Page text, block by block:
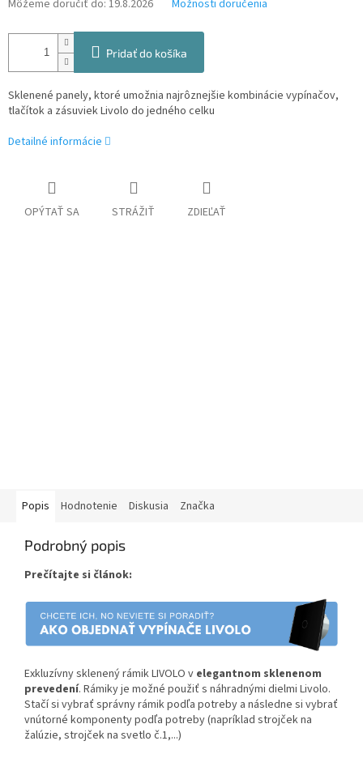
Môžeme doručiť do: 19.8.2026 Možnosti doručenia
Pridať do košíka
Sklenené panely, ktoré umožnia najrôznejšie kombinácie vypínačov,
tlačítok a zásuviek Livolo do jedného celku
Detailné informácie
OPÝTAŤ SA STRÁŽIŤ ZDIEĽAŤ
Popis Hodnotenie Diskusia Značka
Podrobný popis
Prečítajte si článok:
Exkluzívny sklenený rámik LIVOLO v elegantnom sklenenom
prevedení. Rámiky je možné použiť s náhradnými dielmi Livolo.
Stačí si vybrať správny rámik podľa potreby a následne si vybrať
vnútorné komponenty podľa potreby (napríklad strojček na
žalúzie, strojček na svetlo č.1,...)